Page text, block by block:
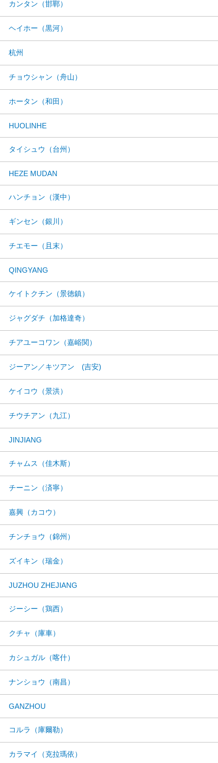
カンタン（邯鄲）
ヘイホー（黒河）
杭州
チョウシャン（舟山）
ホータン（和田）
HUOLINHE
タイシュウ（台州）
HEZE MUDAN
ハンチョン（漢中）
ギンセン（銀川）
チエモー（且末）
QINGYANG
ケイトクチン（景徳鎮）
ジャグダチ（加格達奇）
チアユーコワン（嘉峪関）
ジーアン／キツアン (吉安)
ケイコウ（景洪）
チウチアン（九江）
JINJIANG
チャムス（佳木斯）
チーニン（済寧）
嘉興（カコウ）
チンチョウ（錦州）
ズイキン（瑞金）
JUZHOU ZHEJIANG
ジーシー（鶏西）
クチャ（庫車）
カシュガル（喀什）
ナンショウ（南昌）
GANZHOU
コルラ（庫爾勒）
カラマイ（克拉瑪依）